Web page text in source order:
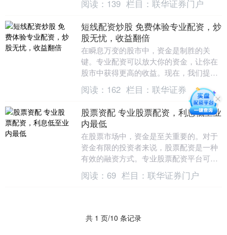
动更大的投资机会....
阅读： 139 栏目： 联华证券门户
短线配资炒股 免费体验专业配资，炒
股无忧，收益翻倍
在瞬息万变的股市中，资金是制胜的关
键。专业配资可以放大你的资金，让你在
股市中获得更高的收益。现在，我们提供
免费体验专业配资的机会，让你无忧炒
股，收益翻倍！ * ....
阅读： 162 栏目： 联华证券
股票资配 专业股票配资，利息低至业
内最低
在股票市场中，资金是至关重要的。对于
资金有限的投资者来说，股票配资是一种
有效的融资方式。专业股票配资平台可以
为投资者提供杠杆资金，放大投资收益。
* **安全可....
阅读： 69 栏目： 联华证券门户
共 1 页/10 条记录